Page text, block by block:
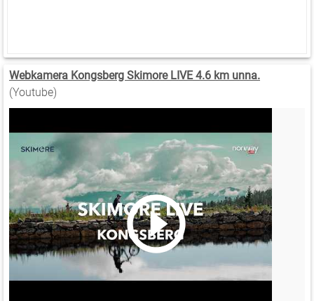
Webkamera Kongsberg Skimore LIVE 4.6 km unna.
(Youtube)